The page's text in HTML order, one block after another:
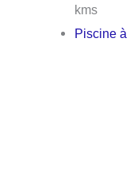
kms
Piscine à